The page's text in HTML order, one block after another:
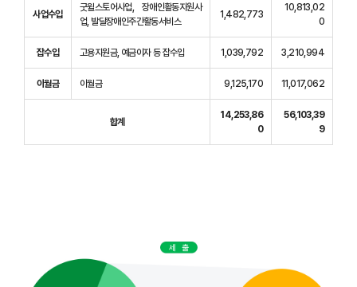
사업수입
굿윌스토어사업, 장애인활동지원사
업, 발달장애인주간활동서비스
1,482,773
10,813,02
0
잡수입 고용지원금, 예금이자 등 잡수입 1,039,792 3,210,994
이월금 이월금 9,125,170 11,017,062
합계
14,253,86
0
56,103,39
9